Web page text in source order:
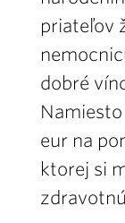
priateľov
dobré
eur na
ktorej si